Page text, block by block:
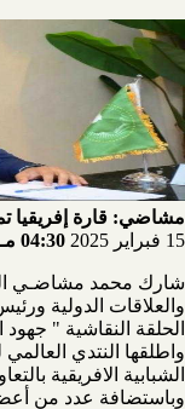
مشاضي: قارة إفريقيا
15 فبراير 2025
04:30 مـ
شارك محمد مشاضـي
والعلاقات الدولية
الحلقة النقاشية "
واطلقها النتدي
الشبابية الافريقية
وباستضافة عدد من